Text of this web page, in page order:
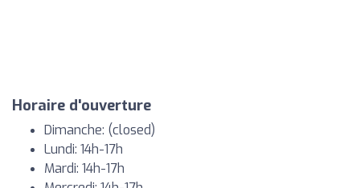
Horaire d'ouverture
Dimanche: (closed)
Lundi: 14h-17h
Mardi: 14h-17h